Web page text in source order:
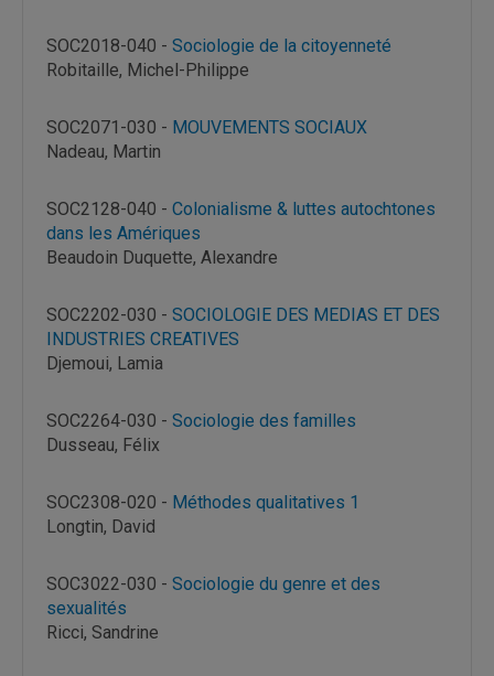
SOC2018-040 - Sociologie de la citoyenneté
Robitaille, Michel-Philippe
SOC2071-030 - MOUVEMENTS SOCIAUX
Nadeau, Martin
SOC2128-040 - Colonialisme & luttes autochtones
dans les Amériques
Beaudoin Duquette, Alexandre
SOC2202-030 - SOCIOLOGIE DES MEDIAS ET DES
INDUSTRIES CREATIVES
Djemoui, Lamia
SOC2264-030 - Sociologie des familles
Dusseau, Félix
SOC2308-020 - Méthodes qualitatives 1
Longtin, David
SOC3022-030 - Sociologie du genre et des
sexualités
Ricci, Sandrine